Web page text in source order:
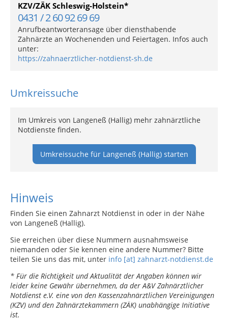
KZV/ZÄK Schleswig-Holstein*
0431 / 2 60 92 69 69
Anrufbeantworteransage über diensthabende
Zahnärzte an Wochenenden und Feiertagen. Infos auch
unter:
https://zahnaerztlicher-notdienst-sh.de
Umkreissuche
Im Umkreis von Langeneß (Hallig) mehr zahnärztliche
Notdienste finden.
Umkreissuche für Langeneß (Hallig) starten
Hinweis
Finden Sie einen Zahnarzt Notdienst in oder in der Nähe
von Langeneß (Hallig).
Sie erreichen über diese Nummern ausnahmsweise
niemanden oder Sie kennen eine andere Nummer? Bitte
teilen Sie uns das mit, unter info [at] zahnarzt-notdienst.de
* Für die Richtigkeit und Aktualität der Angaben können wir
leider keine Gewähr übernehmen, da der A&V Zahnärztlicher
Notdienst e.V. eine von den Kassenzahnärztlichen Vereinigungen
(KZV) und den Zahnärztekammern (ZÄK) unabhängige Initiative
ist.